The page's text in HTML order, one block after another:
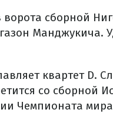
сборной
Манджукича.
квартет D.
со сборной
Чемпионата